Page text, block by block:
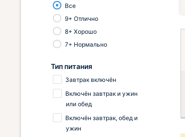
Все
9+ Отлично
8+ Хорошо
7+ Нормально
Тип питания
Завтрак включён
Включён завтрак и ужин
или обед
Включён завтрак, обед и
ужин